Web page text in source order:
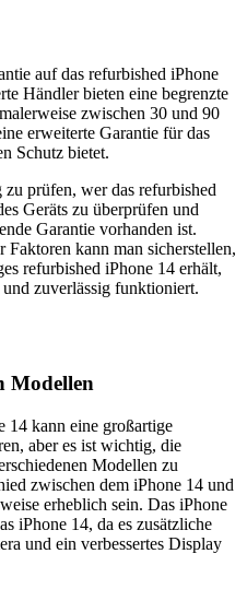
auf das refurbished iPhone
Händler bieten eine begrenzte
zwischen 30 und 90
erweiterte Garantie für das
Schutz bietet.
prüfen, wer das refurbished
Geräts zu überprüfen und
Garantie vorhanden ist.
kann man sicherstellen,
refurbished iPhone 14 erhält,
zuverlässig funktioniert.
Modellen
14 kann eine großartige
aber es ist wichtig, die
Modellen zu
zwischen dem iPhone 14 und
erheblich sein. Das iPhone
iPhone 14, da es zusätzliche
und ein verbessertes Display